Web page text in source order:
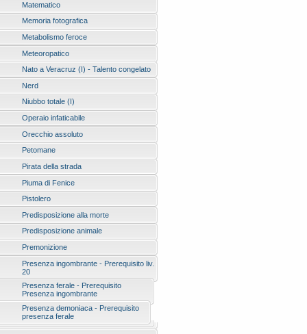
Matematico
Memoria fotografica
Metabolismo feroce
Meteoropatico
Nato a Veracruz (I) - Talento congelato
Nerd
Niubbo totale (I)
Operaio infaticabile
Orecchio assoluto
Petomane
Pirata della strada
Piuma di Fenice
Pistolero
Predisposizione alla morte
Predisposizione animale
Premonizione
Presenza ingombrante - Prerequisito liv.
20
Presenza ferale - Prerequisito
Presenza ingombrante
Presenza demoniaca - Prerequisito
presenza ferale